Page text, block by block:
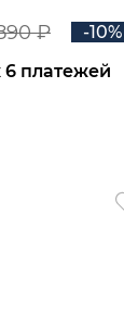
₽
-10%
платежей